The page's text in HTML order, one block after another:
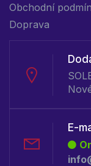
Obchodní
Doprava
E-